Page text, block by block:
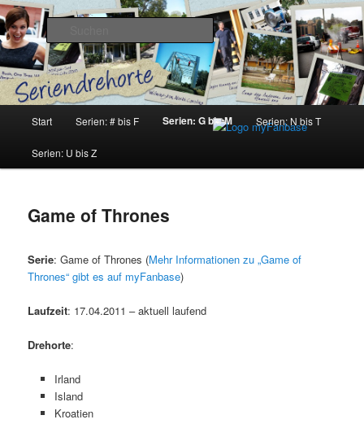
Zum
Inhalt
wechseln
Seriendrehorte
Suchen
Start Serien: # bis F Serien: G bis M Serien: N bis T
Serien: U bis Z
Game of Thrones
Serie: Game of Thrones (Mehr Informationen zu „Game of
Thrones“ gibt es auf myFanbase)
Laufzeit: 17.04.2011 – aktuell laufend
Drehorte:
Irland
Island
Kroatien